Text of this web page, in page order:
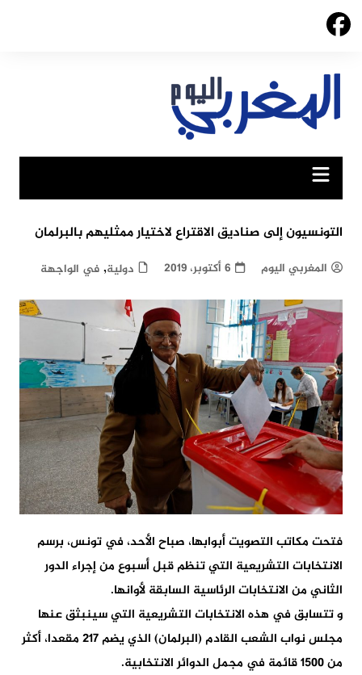
Skip
التونسيون إلى صناديق الاقتراع لاختيار ممثليهم بالبرلمان
المغربي اليوم 6 أكتوبر، 2019 دولية, في الواجهة
فتحت مكاتب التصويت أبوابها، صباح الأحد، في تونس، برسم
الانتخابات التشريعية التي تنظم قبل أسبوع من إجراء الدور
الثاني من الانتخابات الرئاسية السابقة لأوانها.
و تتسابق في هذه الانتخابات التشريعية التي سينبثق عنها
مجلس نواب الشعب القادم (البرلمان) الذي يضم 217 مقعدا، أكثر
من 1500 قائمة في مجمل الدوائر الانتخابية.